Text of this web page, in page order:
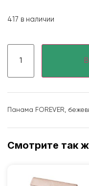
417 в наличии
Панама FOREVER,
Смотрите так